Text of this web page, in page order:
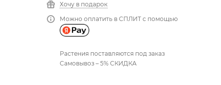
Хочу в подарок
Можно оплатить в СПЛИТ с помощью
Растения поставляются под заказ
Самовывоз – 5% СКИДКА